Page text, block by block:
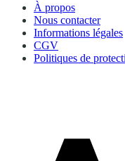
À propos
Nous contacter
Informations légales
CGV
Politiques de